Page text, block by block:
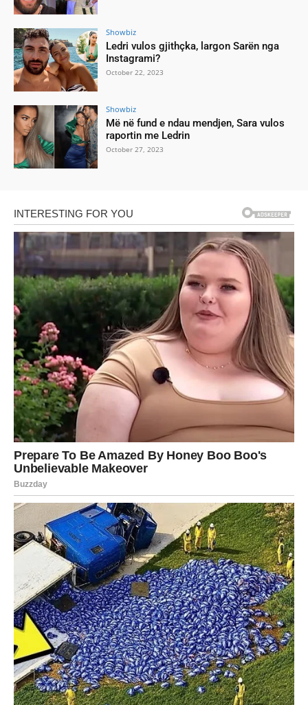
Showbiz
Ledri vulos gjithçka, largon Sarën nga
Instagrami?
October 22, 2023
Showbiz
Më në fund e ndau mendjen, Sara vulos
raportin me Ledrin
October 27, 2023